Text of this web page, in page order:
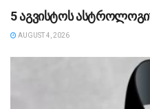
5 აგვისტოს
AUGUST 4, 2026